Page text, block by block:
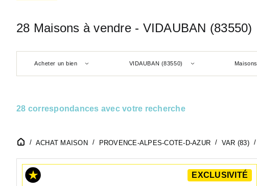
28 Maisons à vendre - VIDAUBAN (83550)
Acheter un bien VIDAUBAN (83550) Maisons
28 correspondances avec votre recherche
ACHAT MAISON PROVENCE-ALPES-COTE-D-AZUR VAR (83)
EXCLUSIVITÉ